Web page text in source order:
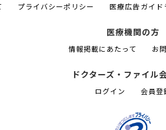
プライバシーポリシー 医療広告ガイド
医療機関の方
情報掲載にあたって お
ドクターズ・ファイル
ログイン 会員登